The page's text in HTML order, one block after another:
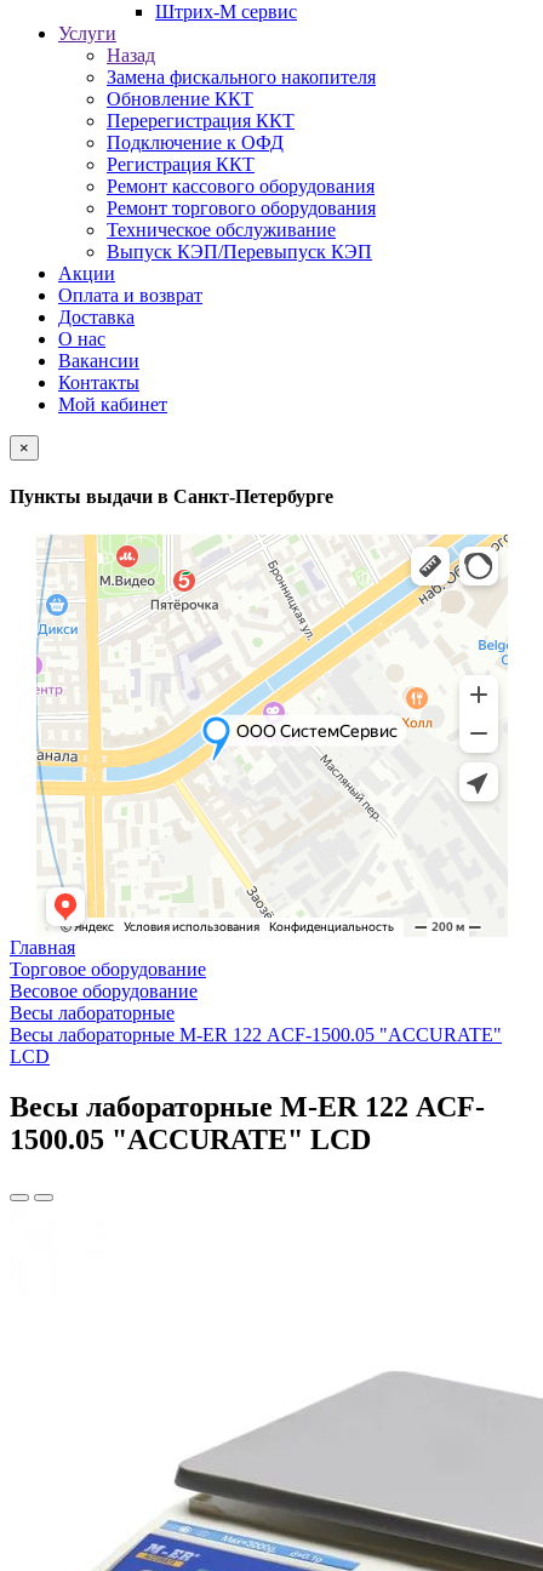
Штрих-М сервис
Услуги
Назад
Замена фискального накопителя
Обновление ККТ
Перерегистрация ККТ
Подключение к ОФД
Регистрация ККТ
Ремонт кассового оборудования
Ремонт торгового оборудования
Техническое обслуживание
Выпуск КЭП/Перевыпуск КЭП
Акции
Оплата и возврат
Доставка
О нас
Вакансии
Контакты
Мой кабинет
×
Пункты выдачи в Санкт-Петербурге
Главная
Торговое оборудование
Весовое оборудование
Весы лабораторные
Весы лабораторные M-ER 122 АCF-1500.05 "ACCURATE"
LСD
Весы лабораторные M-ER 122 АCF-
1500.05 "ACCURATE" LСD